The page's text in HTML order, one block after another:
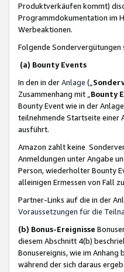
Produktverkäufen kommt)
Programmdokumentation im
Werbeaktionen.
Folgende
(a) Bounty Events
In den in derAnlage („
Zusammenhang mit „ Bounty
Bounty Event wie in der
teilnehmende Startseite einer
ausführt.
Amazon zahlt keine
Anmeldungen unter Angabe
Person, wiederholter Bounty
alleinigen Ermessen von Fall
Partner-Links auf die in der
Voraussetzungen für die
(b) Bonus-Ereignisse
diesem Abschnitt 4(b)
Bonusereignis, wie im
während der sich daraus